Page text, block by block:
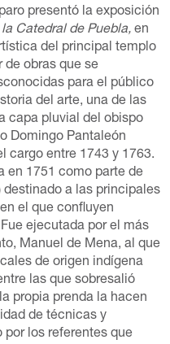
presentó la exposición
Catedral de Puebla,en
del principal templo
de obras que se
para el público
del arte, una de las
capa pluvial del obispo
Domingo Pantaleón
cargo entre 1743 y 1763.
en 1751 como parte de
a las principales
el que confluyen
ejecutada por el más
Manuel de Mena, al que
de origen indígena
las que sobresalió
propia prenda la hacen
de técnicas y
por los referentes que